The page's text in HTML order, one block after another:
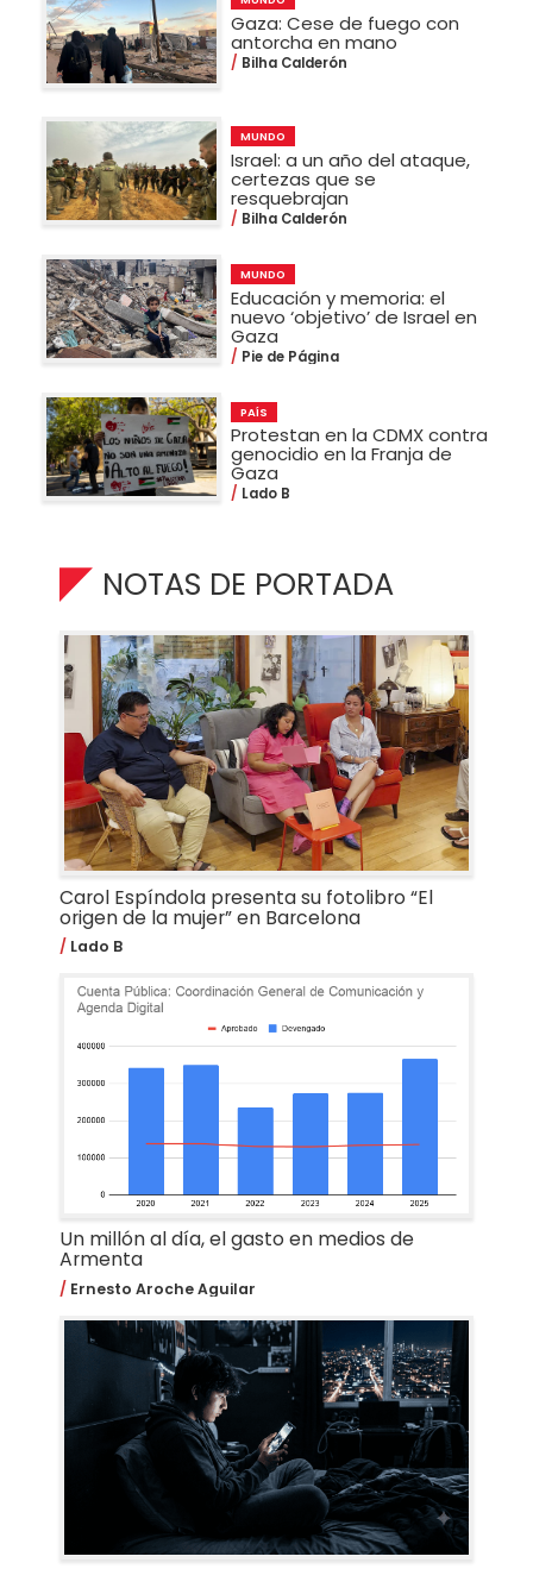
Gaza: Cese de fuego con
antorcha en mano
Bilha Calderón
MUNDO
Israel: a un año del ataque,
certezas que se
resquebrajan
Bilha Calderón
MUNDO
Educación y memoria: el
nuevo ‘objetivo’ de Israel en
Gaza
Pie de Página
PAÍS
Protestan en la CDMX contra
genocidio en la Franja de
Gaza
Lado B
NOTAS DE PORTADA
Carol Espíndola presenta su fotolibro “El
origen de la mujer” en Barcelona
Lado B
Un millón al día, el gasto en medios de
Armenta
Ernesto Aroche Aguilar